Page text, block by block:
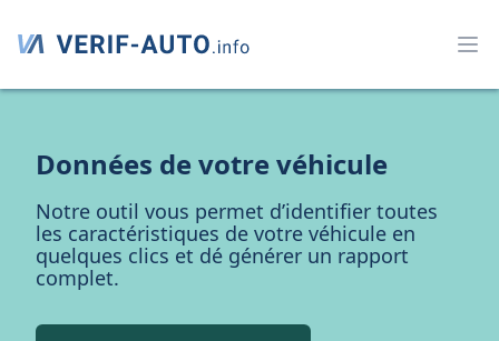
Données de votre véhicule
Notre outil vous permet d’identifier toutes
les caractéristiques de votre véhicule en
quelques clics et dé générer un rapport
complet.